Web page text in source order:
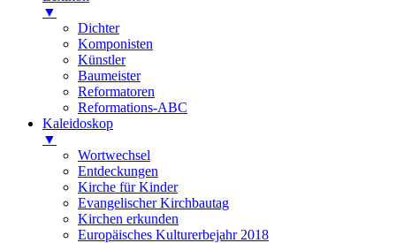
▼
Dichter
Komponisten
Künstler
Baumeister
Reformatoren
Reformations-ABC
Kaleidoskop
▼
Wortwechsel
Entdeckungen
Kirche für Kinder
Evangelischer Kirchbautag
Kirchen erkunden
Europäisches Kulturerbejahr 2018